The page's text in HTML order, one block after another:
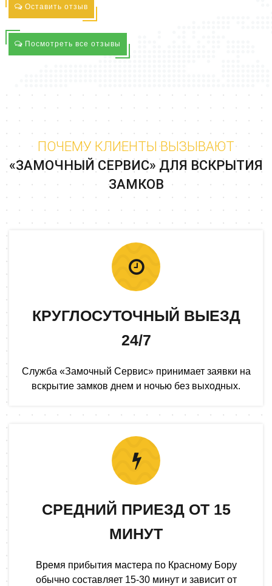
Оставить отзыв
Посмотреть все отзывы
ПОЧЕМУ КЛИЕНТЫ ВЫЗЫВАЮТ
«ЗАМОЧНЫЙ СЕРВИС» ДЛЯ ВСКРЫТИЯ
ЗАМКОВ
КРУГЛОСУТОЧНЫЙ ВЫЕЗД
24/7
Служба «Замочный Сервис» принимает заявки на
вскрытие замков днем и ночью без выходных.
СРЕДНИЙ ПРИЕЗД ОТ 15
МИНУТ
Время прибытия мастера по Красному Бору
обычно составляет 15-30 минут и зависит от